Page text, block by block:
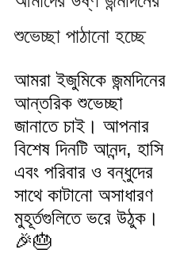
শুভেচ্ছা পাঠানো হচ্ছে
আমরা ইজুমিকে জন্মদিনের
আন্তরিক শুভেচ্ছা
জানাতে চাই। আপনার
বিশেষ দিনটি আনন্দ, হাসি
এবং পরিবার ও বন্ধুদের
সাথে কাটানো অসাধারণ
মুহূর্তগুলিতে ভরে উঠুক।
🎉🎂